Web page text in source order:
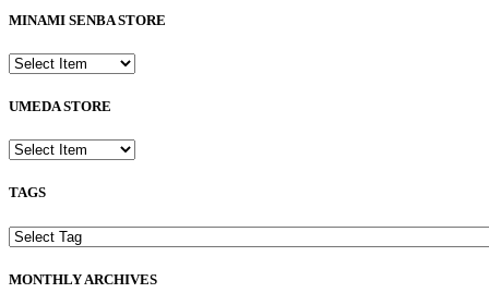
MINAMI SENBA STORE
UMEDA STORE
TAGS
MONTHLY ARCHIVES